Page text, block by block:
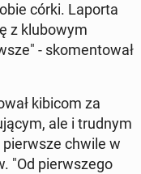
córki. Laporta
z klu­bo­wym
- sko­men­to­wał
kibicom za
ale i trudnym
chwile w
"Od pierw­sze­go